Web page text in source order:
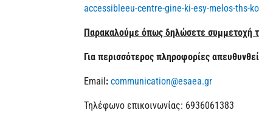
accessibleeu-centre-gine-ki-esy-melos-ths-
Παρακαλούμε όπως δηλώσετε συμμετοχή
Για περισσότερος πληροφορίες
Email: communication@esaea.gr
Τηλέφωνο επικοινωνίας: 6936061383